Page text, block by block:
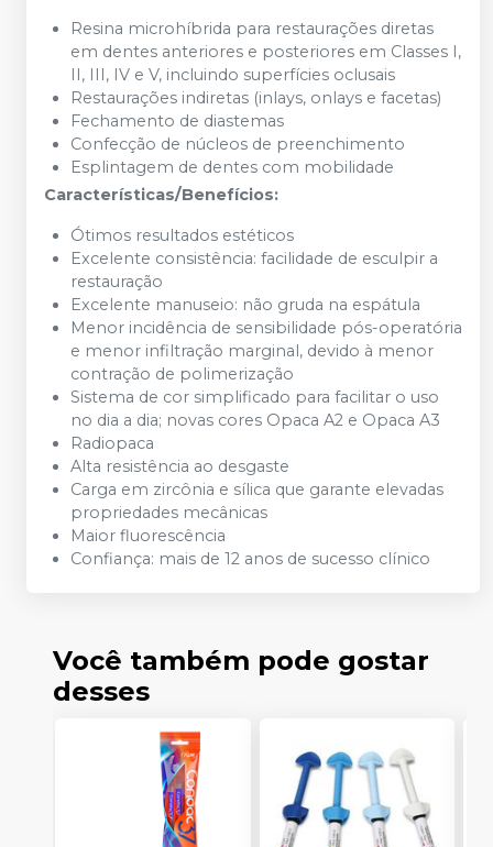
Resina microhíbrida para restaurações diretas
em dentes anteriores e posteriores em Classes I,
II, III, IV e V, incluindo superfícies oclusais
Restaurações indiretas (inlays, onlays e facetas)
Fechamento de diastemas
Confecção de núcleos de preenchimento
Esplintagem de dentes com mobilidade
Características/Benefícios:
Ótimos resultados estéticos
Excelente consistência: facilidade de esculpir a
restauração
Excelente manuseio: não gruda na espátula
Menor incidência de sensibilidade pós-operatória
e menor infiltração marginal, devido à menor
contração de polimerização
Sistema de cor simplificado para facilitar o uso
no dia a dia; novas cores Opaca A2 e Opaca A3
Radiopaca
Alta resistência ao desgaste
Carga em zircônia e sílica que garante elevadas
propriedades mecânicas
Maior fluorescência
Confiança: mais de 12 anos de sucesso clínico
Você também pode gostar
desses